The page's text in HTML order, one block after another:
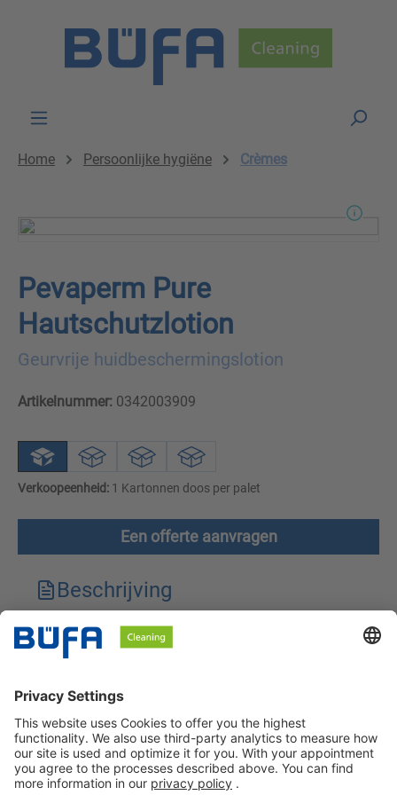
Home Persoonlijke hygiëne Crèmes
Pevaperm Pure
Hautschutzlotion
Geurvrije huidbeschermingslotion
Artikelnummer: 0342003909
Verkoopeenheid: 1 Kartonnen doos per palet
Een offerte aanvragen
Beschrijving
Technische kenmerken
Veiligheidsinstructies